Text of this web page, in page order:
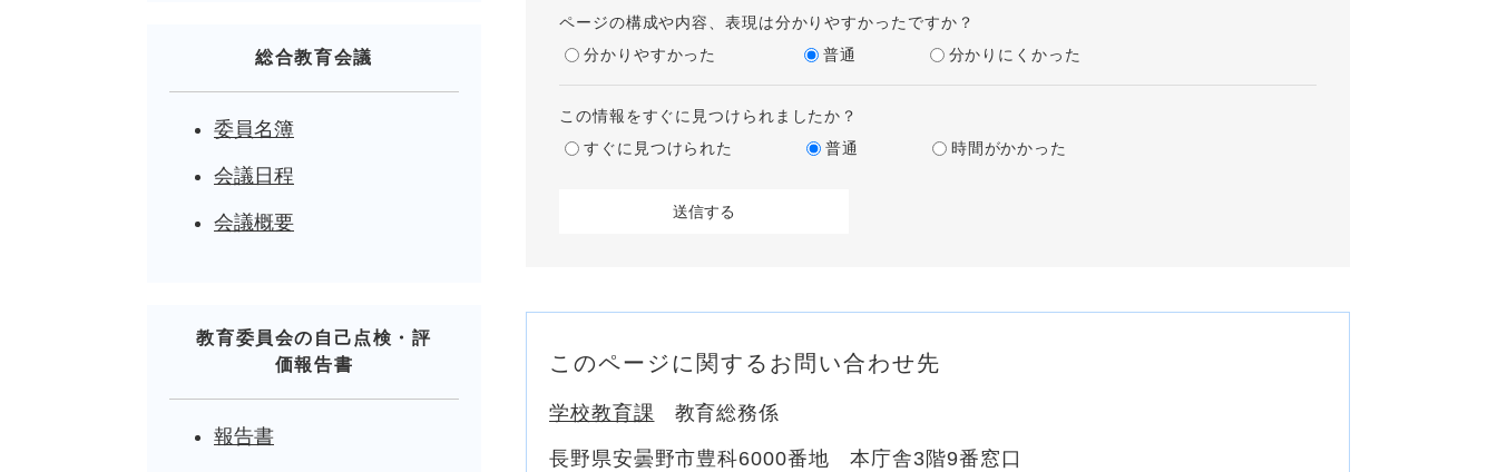
ページの構成や内容、表現は分かりやすかったですか？
分かりやすかった
普通 分かりにくかった
この情報をすぐに見つけられましたか？
すぐに見つけられた
普通 時間がかかった
このページに関するお問い合わせ先
学校教育課 教育総務係
長野県安曇野市豊科6000番地 本庁舎3階9番窓口
総合教育会議
委員名簿
会議日程
会議概要
教育委員会の自己点検・評
価報告書
報告書